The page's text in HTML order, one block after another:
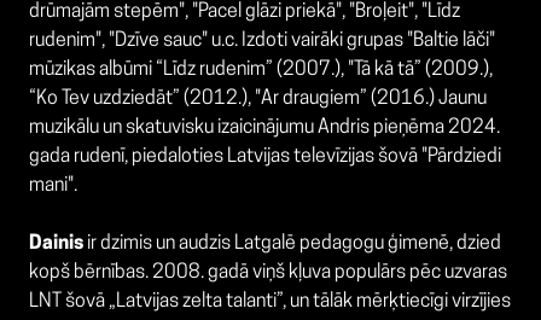
drūmajām stepēm", "Pacel glāzi priekā", "Broļeit", "Līdz
rudenim", "Dzīve sauc" u.c. Izdoti vairāki grupas "Baltie lāči"
mūzikas albūmi “Līdz rudenim” (2007.), "Tā kā tā” (2009.),
“Ko Tev uzdziedāt” (2012.), "Ar draugiem” (2016.) Jaunu
muzikālu un skatuvisku izaicinājumu Andris pieņēma 2024.
gada rudenī, piedaloties Latvijas televīzijas šovā "Pārdziedi
mani".
Dainis ir dzimis un audzis Latgalē pedagogu ģimenē, dzied
kopš bērnības. 2008. gadā viņš kļuva populārs pēc uzvaras
LNT šovā „Latvijas zelta talanti”, un tālāk mērķtiecīgi virzījies